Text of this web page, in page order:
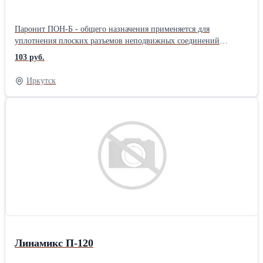
Паронит ПОН-Б - общего назначения применяется для
уплотнения плоских разъемов неподвижных соединений
сосудов, насосов, трубопроводов, компрессоров и т.д. в качестве
прокладок. Рабочая среда паронита общего назначения:
насыщенный и перегретый пар, пресная перегретая вода, воздух,
сухие нейтральные и инертные газы, газообразный и жидкий
аммиак, легкие и тяжелые нефтепродукты, спирты, жидкий
работоспособен при t от -50 до +450С. Плотность 1.8-2.0 г/см3.
103 руб.
Иркутск
Линамикс П-120